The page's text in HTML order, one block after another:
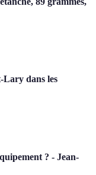
Lary dans les
? - Jean-